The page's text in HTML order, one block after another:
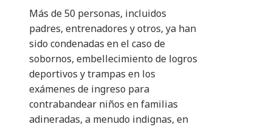
Más de 50 personas, incluidos
padres, entrenadores y otros, ya han
sido condenadas en el caso de
sobornos, embellecimiento de logros
deportivos y trampas en los
exámenes de ingreso para
contrabandear niños en familias
adineradas, a menudo indignas, en